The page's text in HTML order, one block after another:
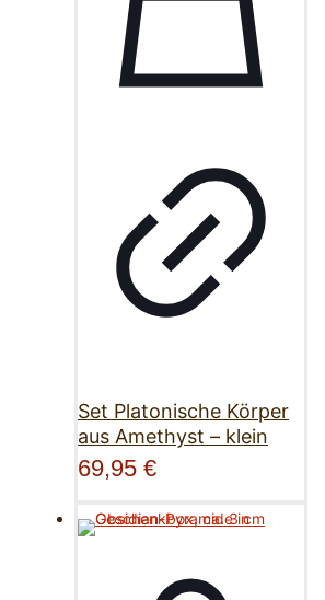
Set Platonische Körper
aus Amethyst – klein
69,95 €